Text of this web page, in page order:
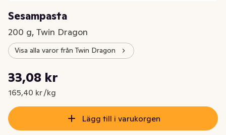
Sesampasta
200 g, Twin Dragon
Visa alla varor från Twin Dragon
Nuvarande pris är: 33,08 kr
33,08 kr
165,40 kr /kg
Styckpris: 165,40 kr /kg
Lägg till i varukorgen